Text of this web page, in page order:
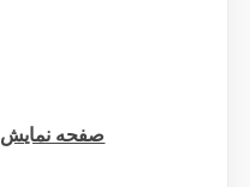
صفحه نمایش